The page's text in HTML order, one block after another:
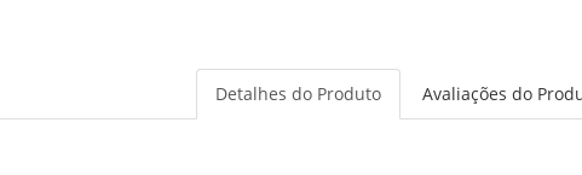
Detalhes do Produto Avaliações do